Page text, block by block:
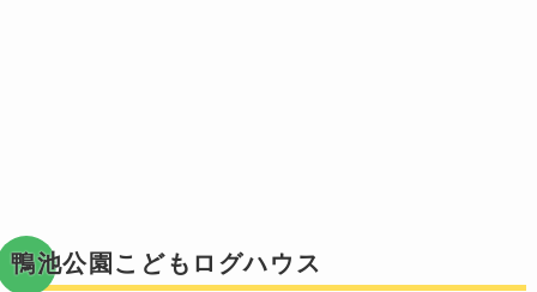
鴨池公園こどもログハウス